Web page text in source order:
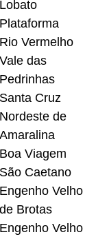
Lobato
Plataforma
Rio Vermelho
Vale das
Pedrinhas
Santa Cruz
Nordeste de
Amaralina
Boa Viagem
São Caetano
Engenho Velho
de Brotas
Engenho Velho